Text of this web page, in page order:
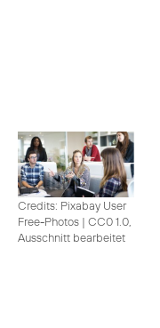
Credits: Pixabay User
Free-Photos | CC0 1.0,
Ausschnitt bearbeitet